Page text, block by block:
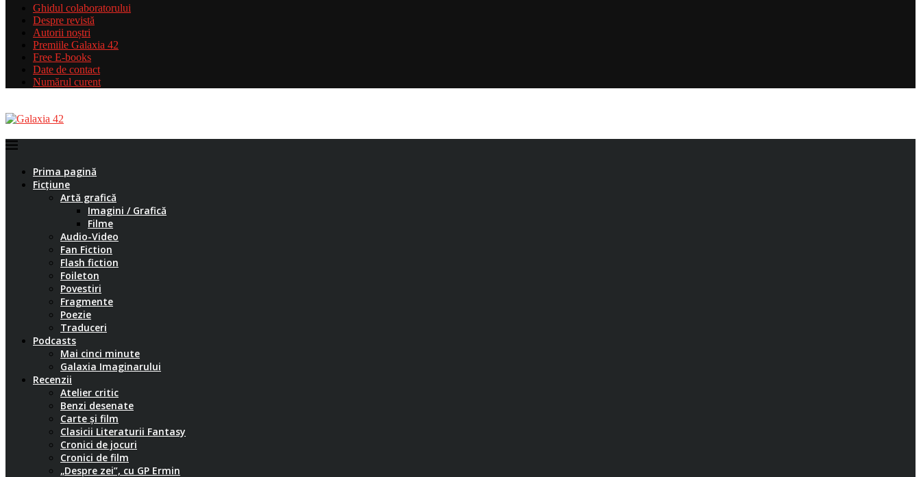
Ghidul colaboratorului
Despre revistă
Autorii noștri
Premiile Galaxia 42
Free E-books
Date de contact
Numărul curent
Prima pagină
Ficțiune
Artă grafică
Imagini / Grafică
Filme
Audio-Video
Fan Fiction
Flash fiction
Foileton
Povestiri
Fragmente
Poezie
Traduceri
Podcasts
Mai cinci minute
Galaxia Imaginarului
Recenzii
Atelier critic
Benzi desenate
Carte și film
Clasicii Literaturii Fantasy
Cronici de jocuri
Cronici de film
„Despre zei”, cu GP Ermin